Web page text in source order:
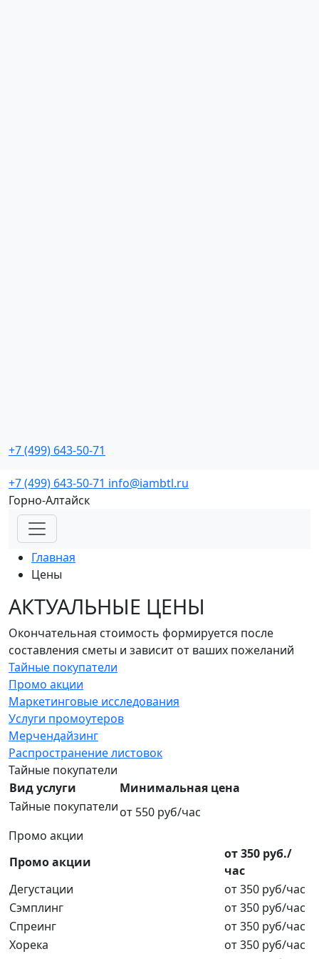
+7 (499) 643-50-71
с реальной окупаемостью
+7 (499) 643-50-71 info@iambtl.ru
Горно-Алтайск
Главная
Цены
АКТУАЛЬНЫЕ ЦЕНЫ
Окончательная стоимость формируется после
составления сметы и зависит от ваших пожеланий
Тайные покупатели
Промо акции
Маркетинговые исследования
Услуги промоутеров
Мерчендайзинг
Распространение листовок
Тайные покупатели
Вид услуги
Минимальная цена
Тайные покупателиот 550 руб/час
Промо акции
Промо акции
от 350 руб./
час
Дегустации
от 350 руб/час
Сэмплинг
от 350 руб/час
Спреинг
от 350 руб/час
Хорека
от 350 руб/час